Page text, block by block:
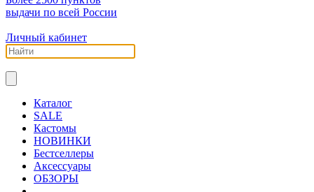
выдачи по всей России
Личный кабинет
Каталог
SALE
Кастомы
НОВИНКИ
Бестселлеры
Аксессуары
ОБЗОРЫ